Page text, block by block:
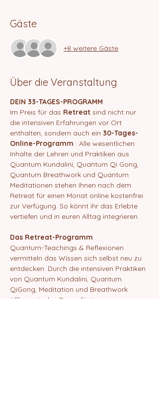
Gäste
+8 weitere Gäste
Über die Veranstaltung
DEIN 33-TAGES-PROGRAMM
Im Preis für das Retreat sind nicht nur
die intensiven Erfahrungen vor Ort
enthalten, sondern auch ein 30-Tages-
Online-Programm : Alle wesentlichen
Inhalte der Lehren und Praktiken aus
Quantum Kundalini, Quantum Qi Gong,
Quantum Breathwork und Quantum
Meditationen stehen Ihnen nach dem
Retreat für einen Monat online kostenfrei
zur Verfügung. So könnt ihr das Erlebte
vertiefen und in euren Alltag integrieren.
Das Retreat-Programm
Quantum-Teachings & Reflexionen
vermitteln das Wissen sich selbst neu zu
entdecken. Durch die intensiven Praktiken
von Quantum Kundalini, Quantum
QiGong, Meditation und Breathwork
öffnen wir den Raum für innere